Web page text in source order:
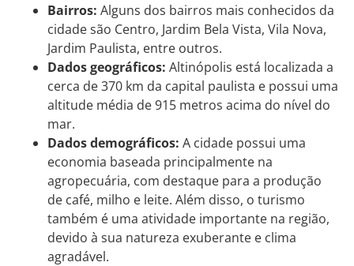
Bairros: Alguns dos bairros mais conhecidos da
cidade são Centro, Jardim Bela Vista, Vila Nova,
Jardim Paulista, entre outros.
Dados geográficos: Altinópolis está localizada a
cerca de 370 km da capital paulista e possui uma
altitude média de 915 metros acima do nível do
mar.
Dados demográficos: A cidade possui uma
economia baseada principalmente na
agropecuária, com destaque para a produção
de café, milho e leite. Além disso, o turismo
também é uma atividade importante na região,
devido à sua natureza exuberante e clima
agradável.